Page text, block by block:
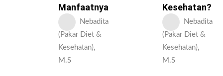
Manfaatnya
Nebadita
(Pakar Diet &
Kesehatan),
M.S
Kesehatan?
Nebadita
(Pakar Diet &
Kesehatan),
M.S